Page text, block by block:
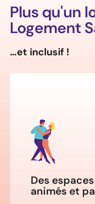
Plus qu'un
Logement
…et inclusif !
Des
animés et